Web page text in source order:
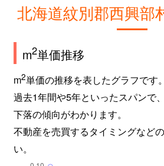
北海道紋別郡西興部
m2単価推移
m2単価の推移を表したグラフです。
過去1年間や5年といったスパンで
下落の傾向がわかります。
不動産を売買するタイミングなど
い。